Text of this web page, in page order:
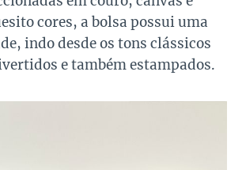
cores, a bolsa possui uma
indo desde os tons clássicos
e também estampados.